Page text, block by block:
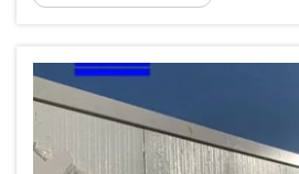
Legos-ի հետ